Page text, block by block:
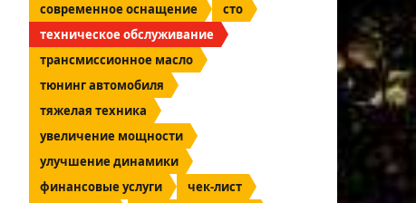
современное оснащение
сто
техническое обслуживание
трансмиссионное масло
тюнинг автомобиля
тяжелая техника
увеличение мощности
улучшение динамики
финансовые услуги
чек-лист